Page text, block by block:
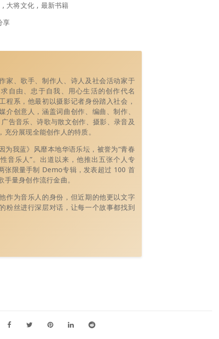
, 大将文化 , 最新书籍
享
家、歌手、制作人、诗人及社会活动家于
自由、忠于自我、用心生活的创作代名
程系，他最初以摄影记者身份踏入社会，
介创意人，涵盖词曲创作、编曲、制作、
告音乐、诗歌与散文创作、摄影、录音及
充分展现全能创作人的特质。
为我蓝》风靡本地华语乐坛，被誉为“青春
音乐人”。出道以来，他推出五张个人专
张限量手制 Demo专辑，发表超过 100 首
手量身创作流行金曲。
作为音乐人的身份，但近期的他更以文字
粉丝进行深层对话，让每一个故事都找到